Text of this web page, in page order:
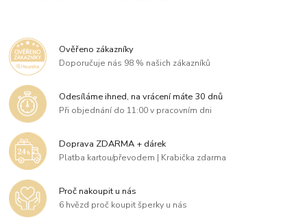
Ověřeno zákazníky
Doporučuje nás 98 % našich zákazníků
Odesíláme ihned, na vrácení máte 30 dnů
Při objednání do 11:00 v pracovním dni
Doprava ZDARMA + dárek
Platba kartou/převodem | Krabička zdarma
Proč nakoupit u nás
6 hvězd proč koupit šperky u nás